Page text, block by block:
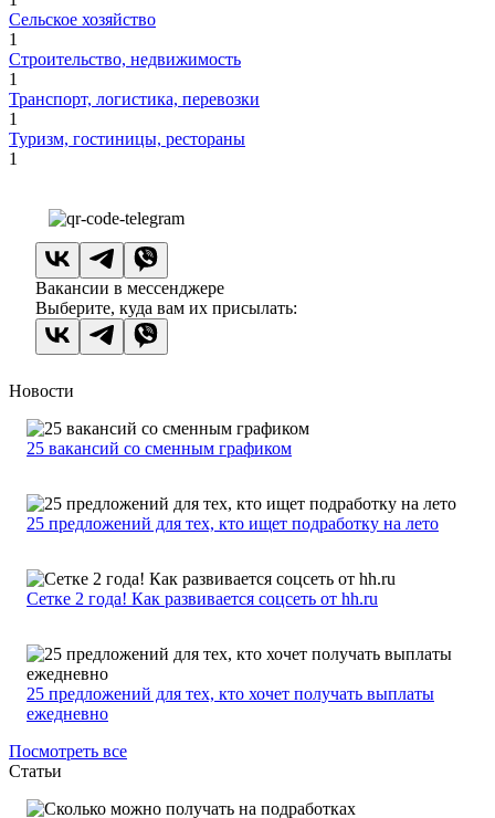
Сельское хозяйство
1
Строительство, недвижимость
1
Транспорт, логистика, перевозки
1
Туризм, гостиницы, рестораны
1
Вакансии в мессенджере
Выберите, куда вам их присылать:
Новости
25 вакансий со сменным графиком
25 предложений для тех, кто ищет подработку на лето
Сетке 2 года! Как развивается соцсеть от hh.ru
25 предложений для тех, кто хочет получать выплаты
ежедневно
Посмотреть все
Статьи